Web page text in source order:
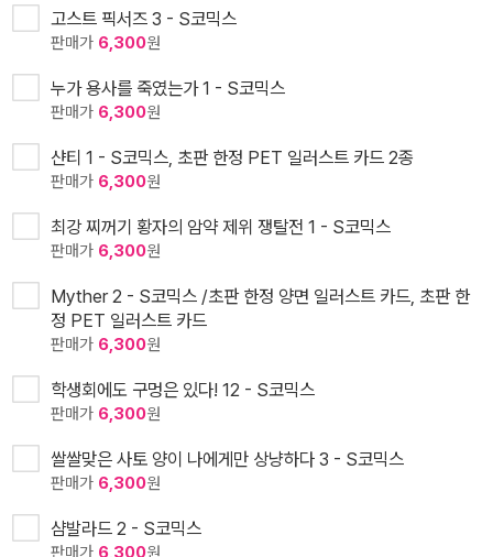
고스트 픽서즈 3 - S코믹스
판매가 6,300원
누가 용사를 죽였는가 1 - S코믹스
판매가 6,300원
샨티 1 - S코믹스, 초판 한정 PET 일러스트 카드 2종
판매가 6,300원
최강 찌꺼기 황자의 암약 제위 쟁탈전 1 - S코믹스
판매가 6,300원
Myther 2 - S코믹스 /초판 한정 양면 일러스트 카드, 초판 한
정 PET 일러스트 카드
판매가 6,300원
학생회에도 구멍은 있다! 12 - S코믹스
판매가 6,300원
쌀쌀맞은 사토 양이 나에게만 상냥하다 3 - S코믹스
판매가 6,300원
샴발라드 2 - S코믹스
판매가 6,300원